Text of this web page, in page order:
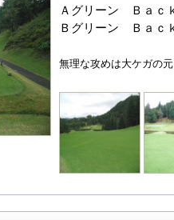
Ａグリーン Ｂａｃ
Ｂグリーン Ｂａｃ
無理な攻めは大ケガの元